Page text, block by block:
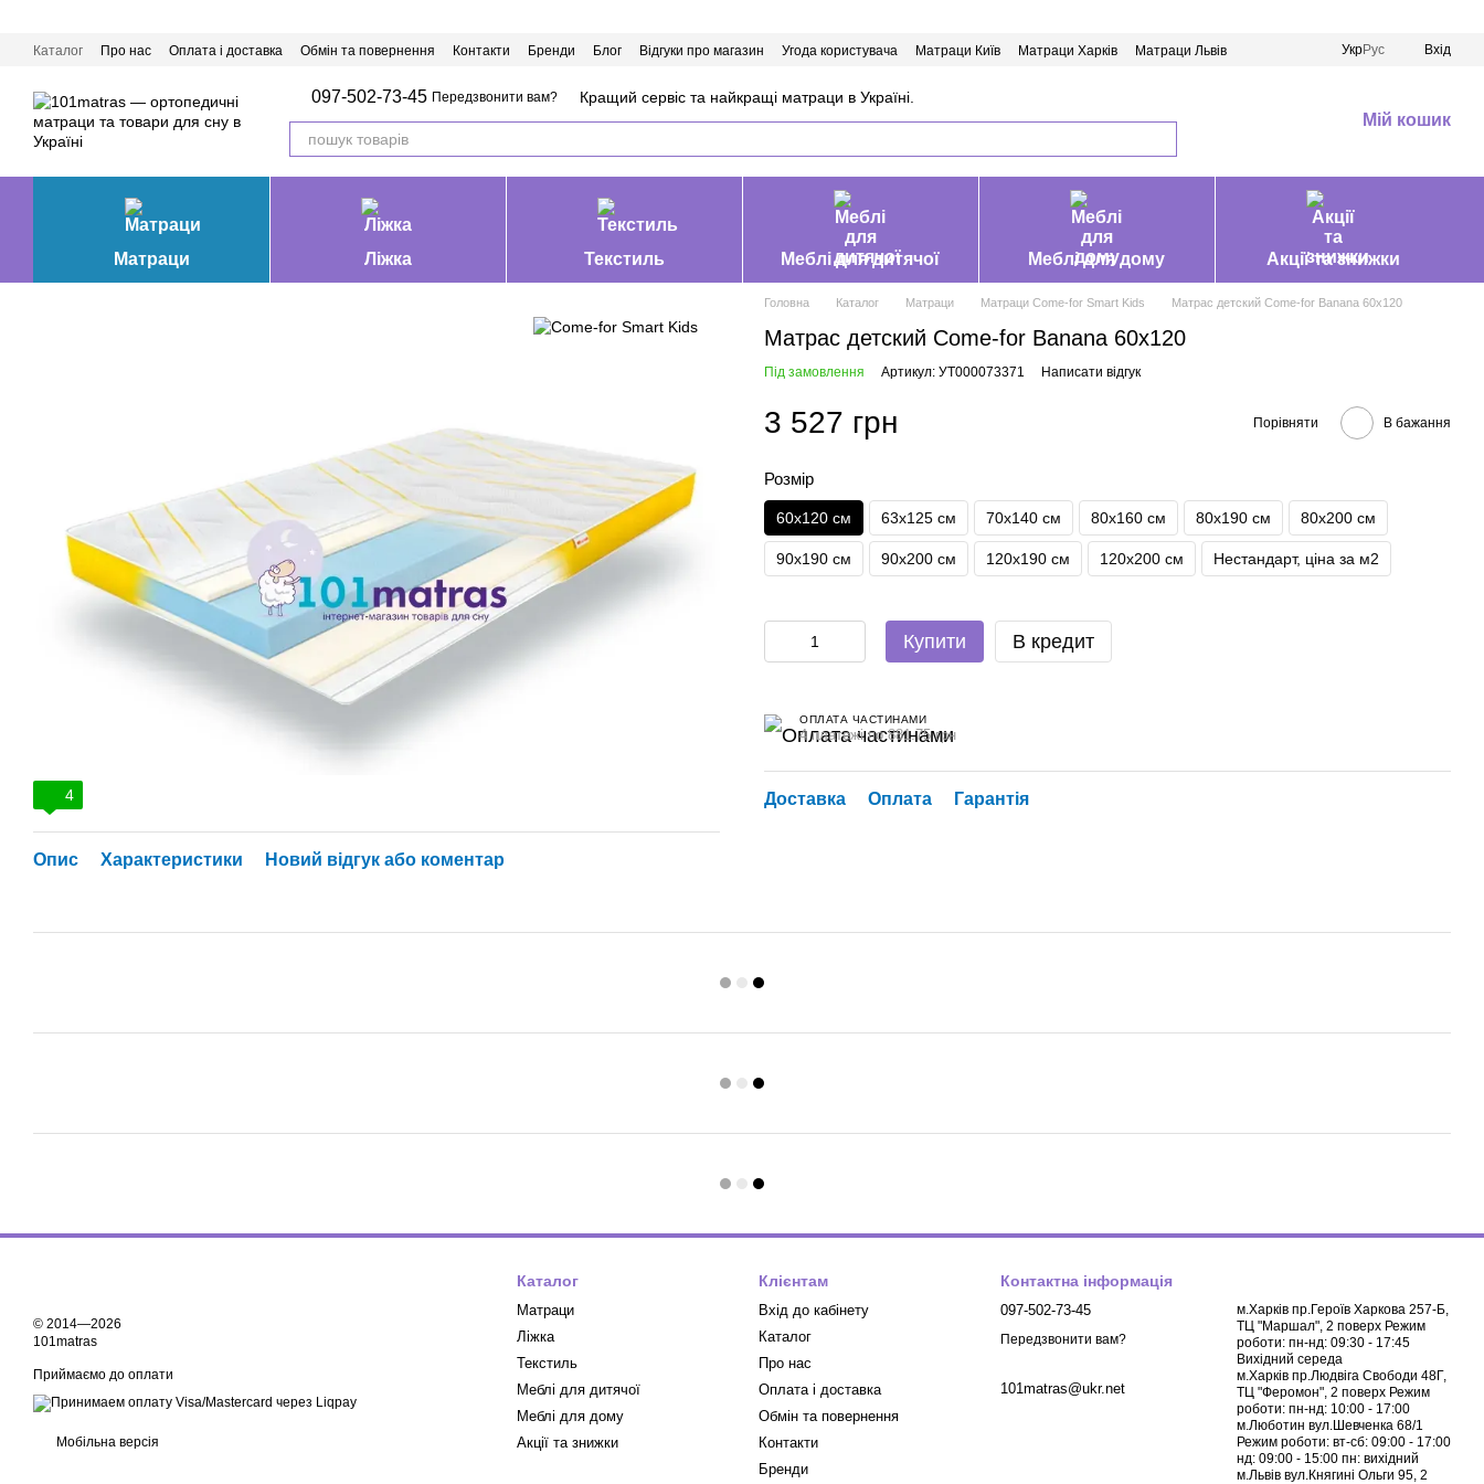
Каталог Про нас Оплата і доставка Обмін та повернення Контакти Бренди Блог Відгуки про магазин Угода користувача Матраци Київ Матраци Харків
Матраци Львів
УкрРус Вхід
097-502-73-45 Передзвонити вам? Кращий сервіс та найкращі матраци в Україні.
Мій кошик
Матраци Ліжка Текстиль Меблі для дитячої Меблі для дому Акції та знижки
4
Опис Характеристики Новий відгук або коментар
Головна Каталог Матраци Матраци Come-for Smart Kids Матрас детский Come-for Banana 60х120
Матрас детский Come-for Banana 60х120
Під замовлення Артикул: УТ000073371 Написати відгук
3 527 грн Порівняти В бажання
Розмір
60х120 см 63х125 см 70х140 см 80х160 см 80х190 см 80х200 см
90х190 см 90х200 см 120х190 см 120х200 см Нестандарт, ціна за м2
Купити В кредит
ОПЛАТА ЧАСТИНАМИ
4 платежі по 881.75 грн
Доставка Оплата Гарантія
© 2014—2026
101matras
Приймаємо до оплати
Мобільна версія
Каталог
Матраци
Ліжка
Текстиль
Меблі для дитячої
Меблі для дому
Акції та знижки
Клієнтам
Вхід до кабінету
Каталог
Про нас
Оплата і доставка
Обмін та повернення
Контакти
Бренди
Контактна інформація
097-502-73-45
Передзвонити вам?
101matras@ukr.net
м.Харків пр.Героїв Харкова 257-Б,
ТЦ "Маршал", 2 поверх Режим
роботи: пн-нд: 09:30 - 17:45
Вихідний середа
м.Харків пр.Людвіга Свободи 48Г,
ТЦ "Феромон", 2 поверх Режим
роботи: пн-нд: 10:00 - 17:00
м.Люботин вул.Шевченка 68/1
Режим роботи: вт-сб: 09:00 - 17:00
нд: 09:00 - 15:00 пн: вихідний
м.Львів вул.Княгині Ольги 95, 2